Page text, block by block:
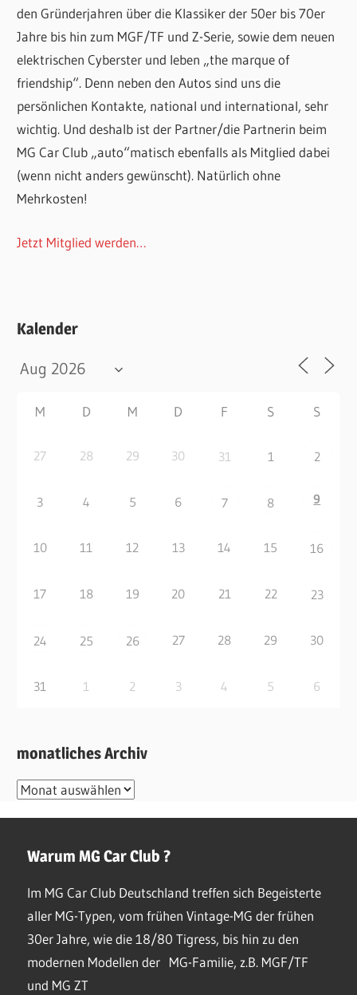
den Gründerjahren über die Klassiker der 50er bis 70er
Jahre bis hin zum MGF/TF und Z-Serie, sowie dem neuen
elektrischen Cyberster und leben „the marque of
friendship“. Denn neben den Autos sind uns die
persönlichen Kontakte, national und international, sehr
wichtig. Und deshalb ist der Partner/die Partnerin beim
MG Car Club „auto“matisch ebenfalls als Mitglied dabei
(wenn nicht anders gewünscht). Natürlich ohne
Mehrkosten!
Jetzt Mitglied werden…
Kalender
M D M D F S S
27 28 29 30 31 1 2
3 4 5 6 7 8 9
10 11 12 13 14 15 16
17 18 19 20 21 22 23
24 25 26 27 28 29 30
31 1 2 3 4 5 6
monatliches Archiv
monatliches
Warum MG Car Club ?
Im MG Car Club Deutschland treffen sich Begeisterte
aller MG-Typen, vom frühen Vintage-MG der frühen
30er Jahre, wie die 18/80 Tigress, bis hin zu den
modernen Modellen der MG-Familie, z.B. MGF/TF
und MG ZT